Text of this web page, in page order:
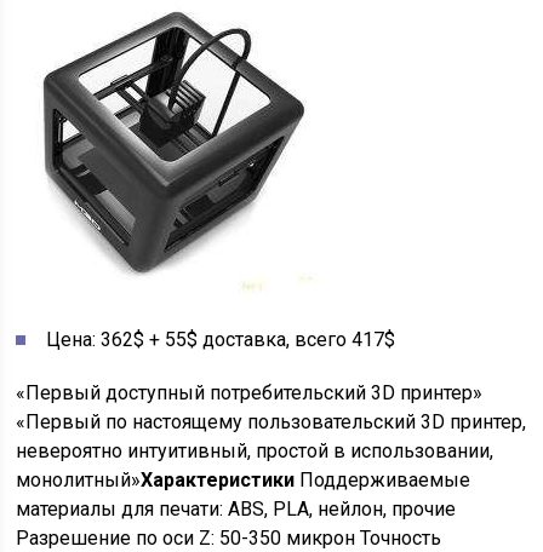
Цена: 362$ + 55$ доставка, всего 417$
«Первый доступный потребительский 3D принтер»
«Первый по настоящему пользовательский 3D принтер,
невероятно интуитивный, простой в использовании,
монолитный»Характеристики Поддерживаемые
материалы для печати: ABS, PLA, нейлон, прочие
Разрешение по оси Z: 50-350 микрон Точность